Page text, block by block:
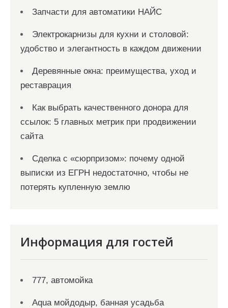
Запчасти для автоматики НАЙС
Электрокарнизы для кухни и столовой:
удобство и элегантность в каждом движении
Деревянные окна: преимущества, уход и
реставрация
Как выбрать качественного донора для
ссылок: 5 главных метрик при продвижении
сайта
Сделка с «сюрпризом»: почему одной
выписки из ЕГРН недостаточно, чтобы не
потерять купленную землю
Информация для гостей
777, автомойка
Aqua мойдодыр, банная усадьба